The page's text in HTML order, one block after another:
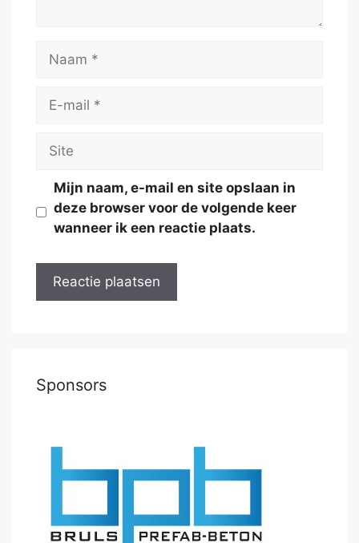
Naam
Site
Mijn naam, e-mail en site opslaan in
deze browser voor de volgende keer
wanneer ik een reactie plaats.
Sponsors